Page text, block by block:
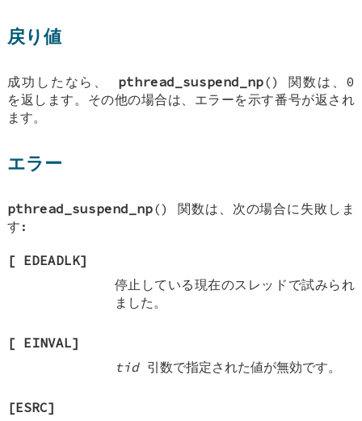
戻り値
成功したなら、 pthread_suspend_np() 関数は、0
を返します。その他の場合は、エラーを示す番号が返され
ます。
エラー
pthread_suspend_np() 関数は、次の場合に失敗しま
す:
[ EDEADLK]
停止している現在のスレッドで試みられ
ました。
[ EINVAL]
tid引数で指定された値が無効です。
[ESRC]